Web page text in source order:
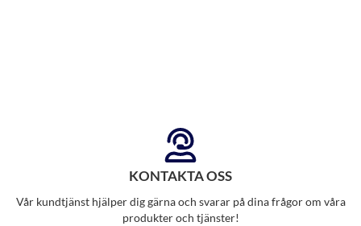
KONTAKTA OSS
Vår kundtjänst hjälper dig gärna och svarar på dina frågor om våra
produkter och tjänster!